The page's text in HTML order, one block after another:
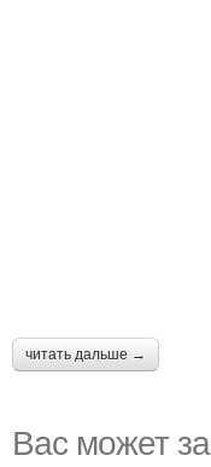
читать дальше →
Вас может